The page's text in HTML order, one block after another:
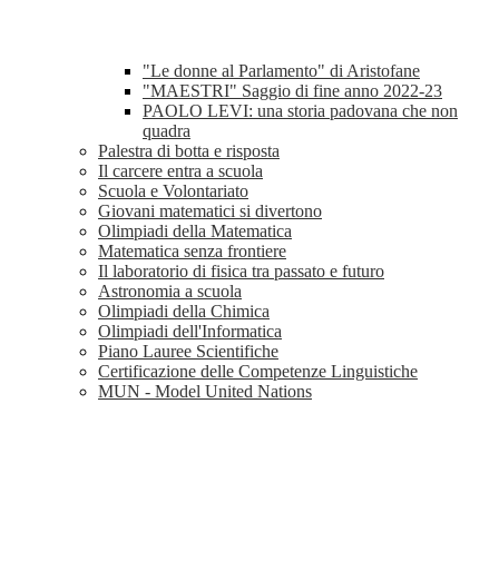
"Le donne al Parlamento" di Aristofane
"MAESTRI" Saggio di fine anno 2022-23
PAOLO LEVI: una storia padovana che non
quadra
Palestra di botta e risposta
Il carcere entra a scuola
Scuola e Volontariato
Giovani matematici si divertono
Olimpiadi della Matematica
Matematica senza frontiere
Il laboratorio di fisica tra passato e futuro
Astronomia a scuola
Olimpiadi della Chimica
Olimpiadi dell'Informatica
Piano Lauree Scientifiche
Certificazione delle Competenze Linguistiche
MUN - Model United Nations